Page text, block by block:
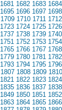
1681 1682 1683 1684
1695 1696 1697 1698
1709 1710 1711 1712
1723 1724 1725 1726
1737 1738 1739 1740
1751 1752 1753 1754
1765 1766 1767 1768
1779 1780 1781 1782
1793 1794 1795 1796
1807 1808 1809 1810
1821 1822 1823 1824
1835 1836 1837 1838
1849 1850 1851 1852
1863 1864 1865 1866